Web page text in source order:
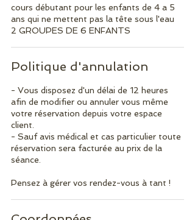
cours débutant pour les enfants de 4 a 5
ans qui ne mettent pas la tête sous l'eau
2 GROUPES DE 6 ENFANTS
Politique d'annulation
- Vous disposez d'un délai de 12 heures
afin de modifier ou annuler vous même
votre réservation depuis votre espace
client.
- Sauf avis médical et cas particulier toute
réservation sera facturée au prix de la
séance.
Pensez à gérer vos rendez-vous à tant !